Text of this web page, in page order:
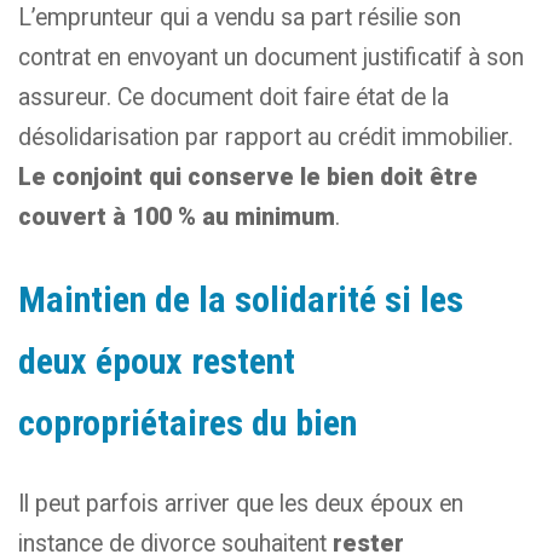
L’emprunteur qui a vendu sa part résilie son
contrat en envoyant un document justificatif à son
assureur. Ce document doit faire état de la
désolidarisation par rapport au crédit immobilier.
Le conjoint qui conserve le bien doit être
couvert à 100 % au minimum.
Maintien de la solidarité si les
deux époux restent
copropriétaires du bien
Il peut parfois arriver que les deux époux en
instance de divorce souhaitent rester